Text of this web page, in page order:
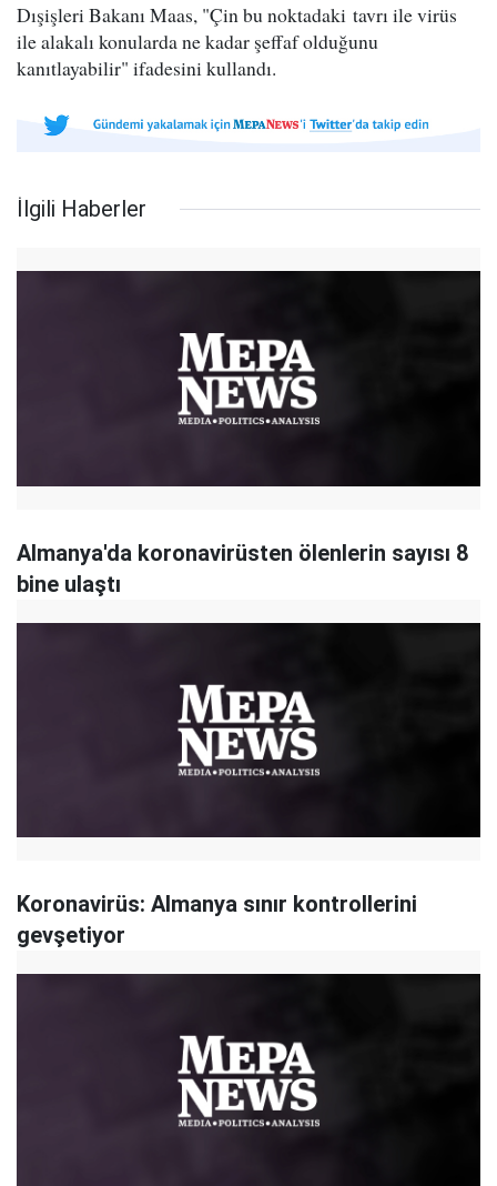
Dışişleri Bakanı Maas, "Çin bu noktadaki tavrı ile virüs
ile alakalı konularda ne kadar şeffaf olduğunu
kanıtlayabilir" ifadesini kullandı.
İlgili Haberler
Almanya'da koronavirüsten ölenlerin sayısı 8
bine ulaştı
Koronavirüs: Almanya sınır kontrollerini
gevşetiyor